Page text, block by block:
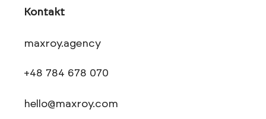
Kontakt
maxroy.agency
+48 784 678 070
hello@maxroy.com